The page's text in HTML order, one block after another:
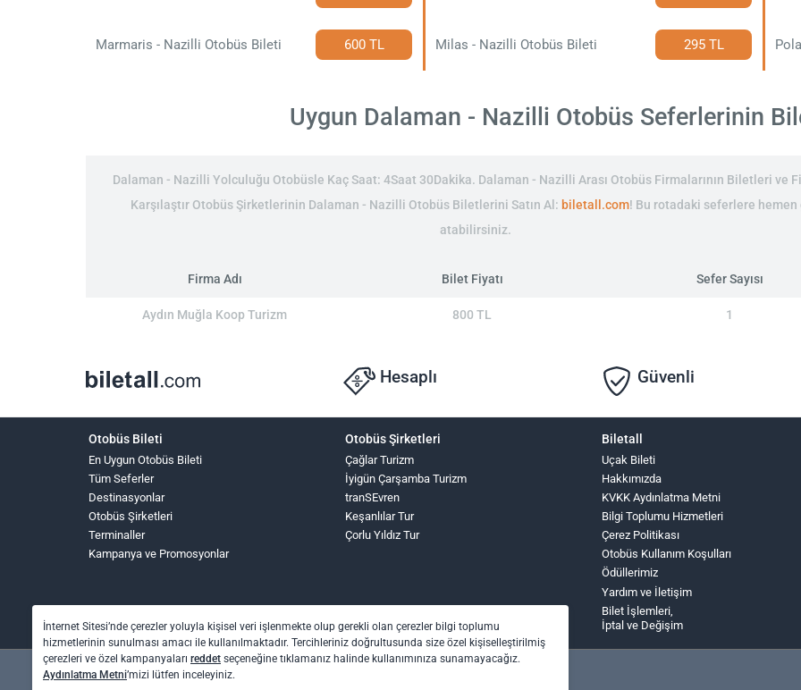
Marmaris - Nazilli Otobüs Bileti 600 TL Milas - Nazilli Otobüs Bileti 295 TL
Uygun Dalaman - Nazilli Otobüs Seferlerinin
Dalaman - Nazilli Yolculuğu Otobüsle Kaç Saat: 4Saat 30Dakika. Dalaman - Nazilli Arası Otobüs Firmalarının Biletleri ve
Karşılaştır Otobüs Şirketlerinin Dalaman - Nazilli Otobüs Biletlerini Satın Al: biletall.com! Bu rotadaki seferlere hemen
atabilirsiniz.
Firma Adı Bilet Fiyatı Sefer Sayısı
Aydın Muğla Koop Turizm 800 TL 1
Hesaplı Güvenli
Otobüs Bileti
En Uygun Otobüs Bileti
Tüm Seferler
Destinasyonlar
Otobüs Şirketleri
Terminaller
Kampanya ve Promosyonlar
Otobüs Şirketleri
Çağlar Turizm
İyigün Çarşamba Turizm
tranSEvren
Keşanlılar Tur
Çorlu Yıldız Tur
Biletall
Uçak Bileti
Hakkımızda
KVKK Aydınlatma Metni
Bilgi Toplumu Hizmetleri
Çerez Politikası
Otobüs Kullanım Koşulları
Ödüllerimiz
Yardım ve İletişim
Bilet İşlemleri,
İptal ve Değişim
İnternet Sitesi’nde çerezler yoluyla kişisel veri işlenmekte olup gerekli olan çerezler bilgi toplumu
hizmetlerinin sunulması amacı ile kullanılmaktadır. Tercihleriniz doğrultusunda size özel kişiselleştirilmiş
çerezleri ve özel kampanyaları reddet seçeneğine tıklamanız halinde kullanımınıza sunamayacağız.
Aydınlatma Metni’mizi lütfen inceleyiniz.